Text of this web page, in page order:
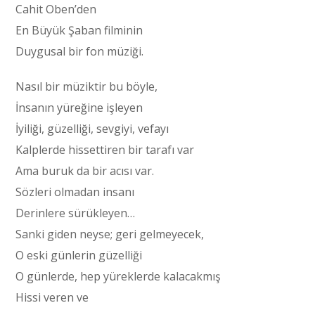
Cahit Oben’den
En Büyük Şaban filminin
Duygusal bir fon müziği.
Nasıl bir müziktir bu böyle,
İnsanın yüreğine işleyen
İyiliği, güzelliği, sevgiyi, vefayı
Kalplerde hissettiren bir tarafı var
Ama buruk da bir acısı var.
Sözleri olmadan insanı
Derinlere sürükleyen…
Sanki giden neyse; geri gelmeyecek,
O eski günlerin güzelliği
O günlerde, hep yüreklerde kalacakmış
Hissi veren ve